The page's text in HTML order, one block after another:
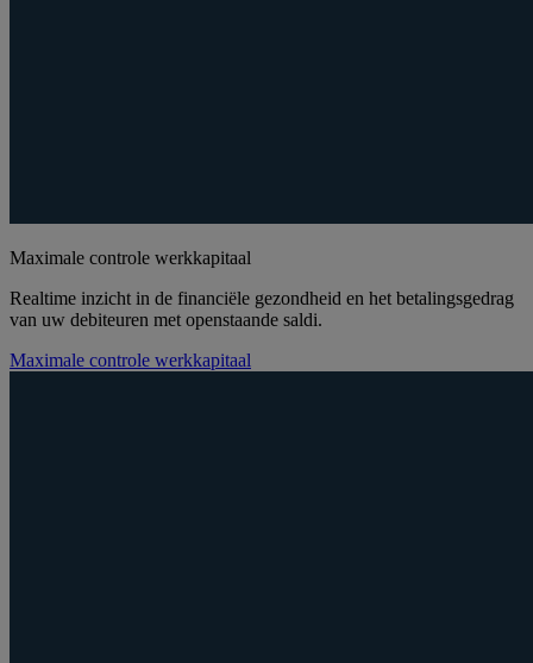
Maximale controle werkkapitaal
Realtime inzicht in de financiële gezondheid en het betalingsgedrag
van uw debiteuren met openstaande saldi.
Maximale controle werkkapitaal